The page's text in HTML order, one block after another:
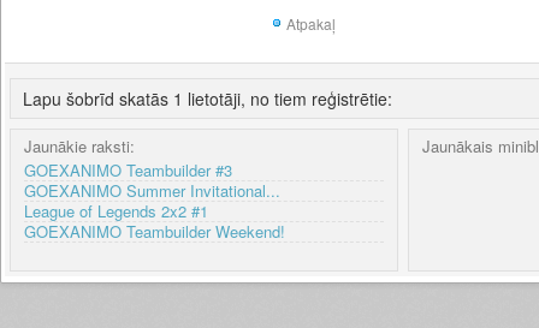
Atpakaļ
Lapu šobrīd skatās 1 lietotāji, no tiem reģistrētie:
Jaunākie raksti:
GOEXANIMO Teambuilder #3
GOEXANIMO Summer Invitational...
League of Legends 2x2 #1
GOEXANIMO Teambuilder Weekend!
Jaunākais